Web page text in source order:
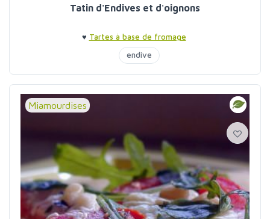
Tatin d'Endives et d'oignons
♥ Tartes à base de fromage
endive
Miamourdises